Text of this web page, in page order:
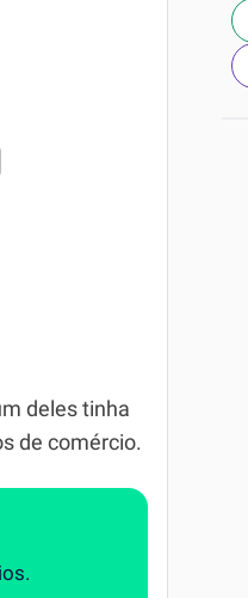
deles tinha
de comércio.